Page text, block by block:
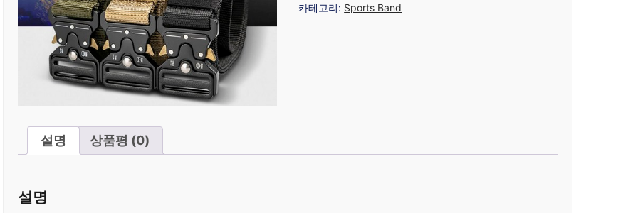
카테고리: Sports Band
설명 상품평 (0)
설명